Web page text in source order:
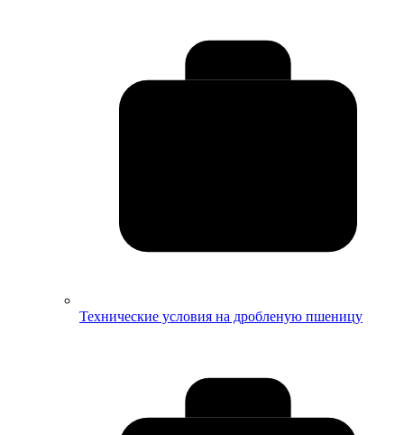
Технические условия на дробленую пшеницу